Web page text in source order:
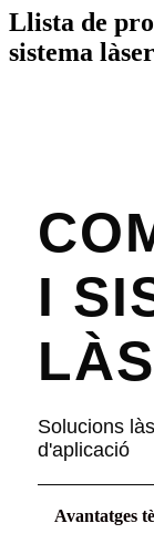
Llista de
sistema
I
Solucions
d'aplicació
Avantatges